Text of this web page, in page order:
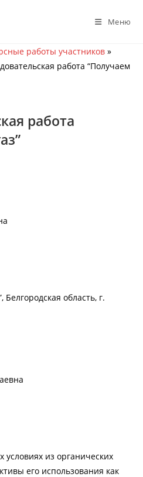
Меню
работы участников »
работа “Получаем
работа
область, г.
условиях из органических
его использования как